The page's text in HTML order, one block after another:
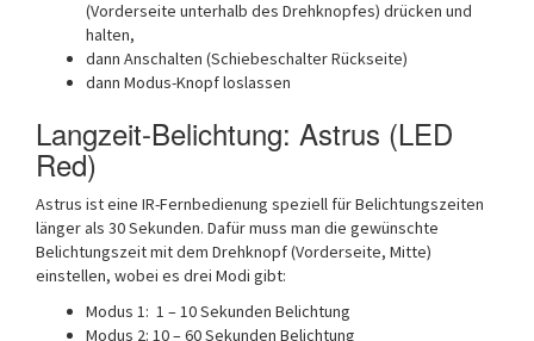
(Vorderseite unterhalb des Drehknopfes) drücken und
halten,
dann Anschalten (Schiebeschalter Rückseite)
dann Modus-Knopf loslassen
Langzeit-Belichtung: Astrus (LED
Red)
Astrus ist eine IR-Fernbedienung speziell für Belichtungszeiten
länger als 30 Sekunden. Dafür muss man die gewünschte
Belichtungszeit mit dem Drehknopf (Vorderseite, Mitte)
einstellen, wobei es drei Modi gibt:
Modus 1: 1 – 10 Sekunden Belichtung
Modus 2: 10 – 60 Sekunden Belichtung